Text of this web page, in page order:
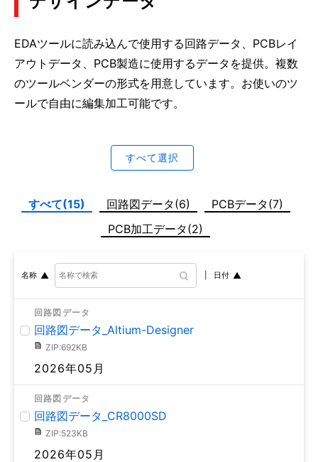
EDAツールに読み込んで使用する回路データ、PCBレイ
アウトデータ、PCB製造に使用するデータを提供。複数
のツールベンダーの形式を用意しています。お使いのツ
ールで自由に編集加工可能です。
すべて選択
すべて(15) 回路図データ(6)
PCBデータ(7)
PCB加工データ(2)
名称 日付
回路図データ
回路図データ_Altium-Designer
ZIP:692KB
2026年05月
回路図データ
回路図データ_CR8000SD
ZIP:523KB
2026年05月